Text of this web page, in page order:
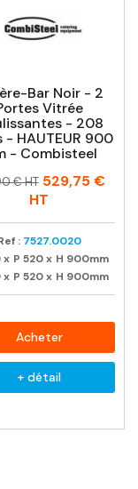
Bar Noir - 2
Vitrée
- 208
- HAUTEUR 900
- Combisteel
€ HT 529,75 €
HT
: 7527.0020
x P 520x H 900mm
x P 520x H 900mm
Acheter
+ détail